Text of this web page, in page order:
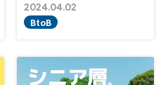
2024.04.02
BtoB